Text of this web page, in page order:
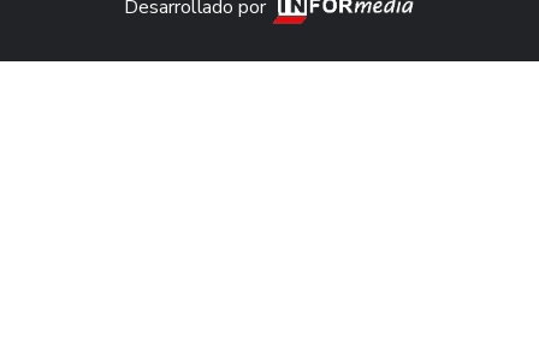
Desarrollado por